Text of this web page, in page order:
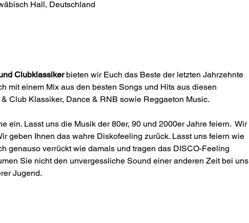
Hall, Deutschland
Clubklassiker bieten wir Euch das Beste der letzten Jahrzehnte
mit einem Mix aus den besten Songs und Hits aus diesen
Club Klassiker, Dance & RNB sowie Reggaeton Music.
ein. Lasst uns die Musik der 80er, 90 und 2000er Jahre feiern.  Wir
geben Ihnen das wahre Diskofeeling zurück. Lasst uns feiern wie
genauso verrückt wie damals und tragen das DISCO-Feeling
Sie nicht den unvergessliche Sound einer anderen Zeit bei uns
Jugend.